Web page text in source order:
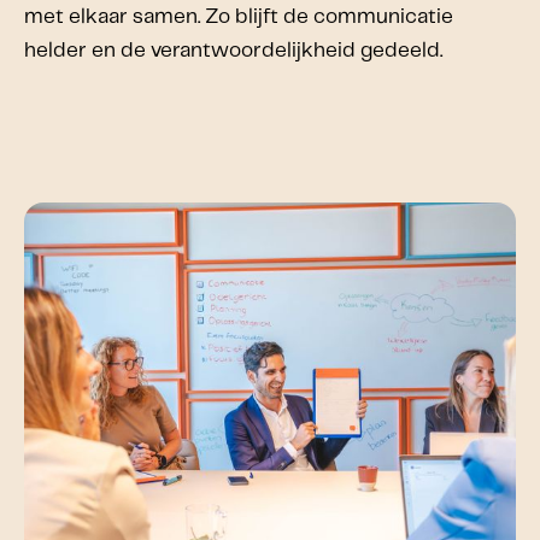
met elkaar samen. Zo blijft de communicatie
helder en de verantwoordelijkheid gedeeld.